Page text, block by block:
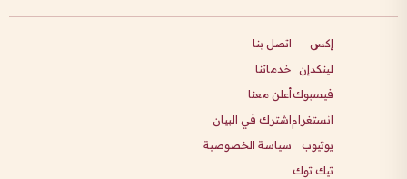
إكس
لينكدإن
فيسبوك
انستغرام
يوتيوب
تيك توك
اتصل بنا
خدماتنا
أعلن معنا
اشترك في البيان
سياسة الخصوصية